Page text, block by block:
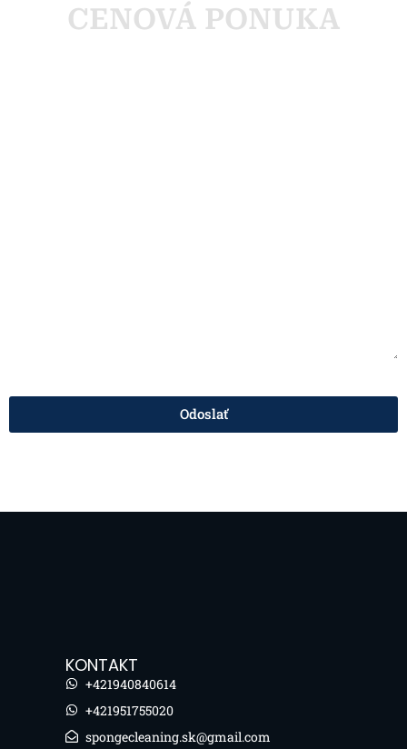
CENOVÁ PONUKA
Odoslať
KONTAKT
+421940840614
+421951755020
spongecleaning.sk@gmail.com